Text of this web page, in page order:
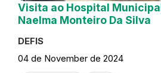
Visita ao Hospital
Naelma Monteiro Da Silva
DEFIS
04 de November de 2024